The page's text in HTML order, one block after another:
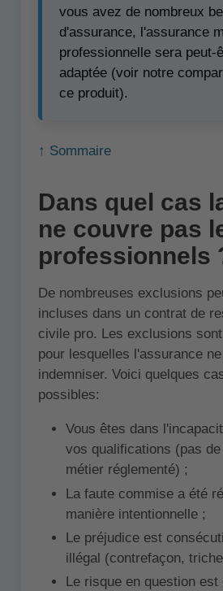
vous avez de nombreux
d'assurance, l'assurance
professionnelle sera peut-
adaptée (voir notre
ce produit).
↑ Sommaire
Dans quel cas
ne couvre pas
professionnels
De nombreuses exclusions
incluses dans un contrat de
civile pro. Les exclusions
pour lesquelles l'assurance
indemniser. Voici quelques
possibles:
Vous êtes dans
vos qualifications (pas
métier réglementé) ;
La faute commise a été
manière intentionnelle ;
Le préjudice est
illégal (contrefaçon,
Le risque en question